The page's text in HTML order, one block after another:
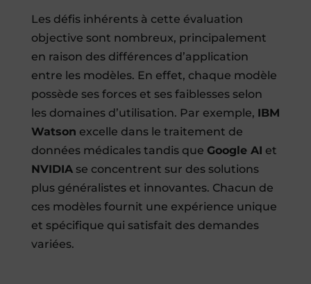
Les défis inhérents à cette évaluation
objective sont nombreux, principalement
en raison des différences d’application
entre les modèles. En effet, chaque modèle
possède ses forces et ses faiblesses selon
les domaines d’utilisation. Par exemple, IBM
Watson excelle dans le traitement de
données médicales tandis que Google AI et
NVIDIAse concentrent sur des solutions
plus généralistes et innovantes. Chacun de
ces modèles fournit une expérience unique
et spécifique qui satisfait des demandes
variées.